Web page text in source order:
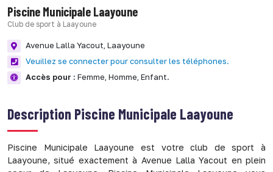
Piscine Municipale Laayoune
Club de sport à Laayoune
Avenue Lalla Yacout, Laayoune
Veuillez se connecter pour consulter les téléphones.
Accès pour : Femme, Homme, Enfant.
Description Piscine Municipale Laayoune
Piscine Municipale Laayoune est votre club de sport à
Laayoune, situé exactement à Avenue Lalla Yacout en plein